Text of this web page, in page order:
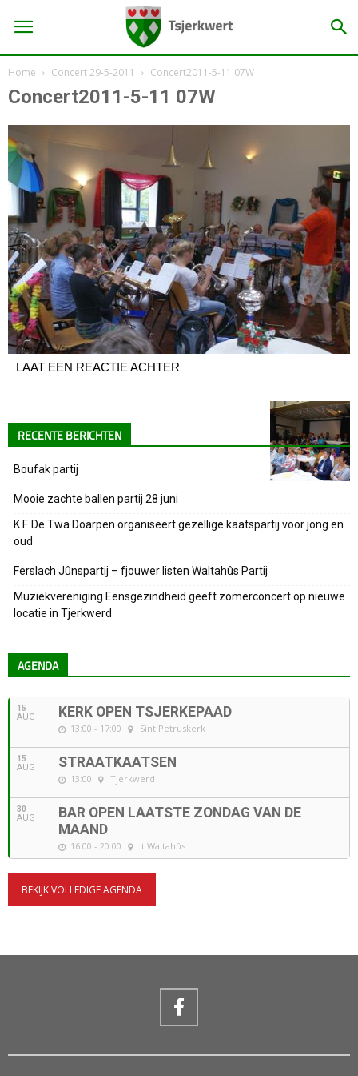
Home Concert 29-5-2011 Concert2011-5-11 07W
Concert2011-5-11 07W
LAAT EEN REACTIE ACHTER
RECENTE BERICHTEN
Boufak partij
Mooie zachte ballen partij 28 juni
K.F. De Twa Doarpen organiseert gezellige kaatspartij voor jong en
oud
Ferslach Jûnspartij – fjouwer listen Waltahûs Partij
Muziekvereniging Eensgezindheid geeft zomerconcert op nieuwe
locatie in Tjerkwerd
AGENDA
15
AUG KERK OPEN TSJERKEPAAD
13:00 - 17:00 Sint Petruskerk
15
AUG STRAATKAATSEN
13:00 Tjerkwerd
30
AUG
BAR OPEN LAATSTE ZONDAG VAN DE
MAAND
16:00 - 20:00 't Waltahûs
BEKIJK VOLLEDIGE AGENDA